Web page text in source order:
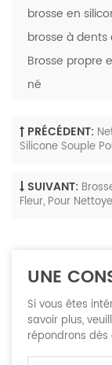
brosse en
brosse à
Brosse propre
né
PRÉCÉDENT:
Silicone Souple
SUIVANT:
Fleur, Pour
UNE
Si vous êtes
savoir plus,
répondrons dès